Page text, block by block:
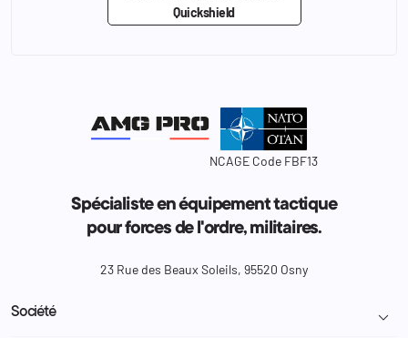
Quickshield
NCAGE Code FBF13
Spécialiste en équipement tactique
pour forces de l'ordre, militaires.
23 Rue des Beaux Soleils, 95520 Osny
Société 